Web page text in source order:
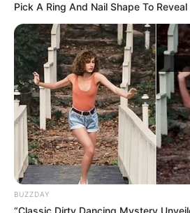
Pick A Ring And Nail Shape To
BUZZDAY